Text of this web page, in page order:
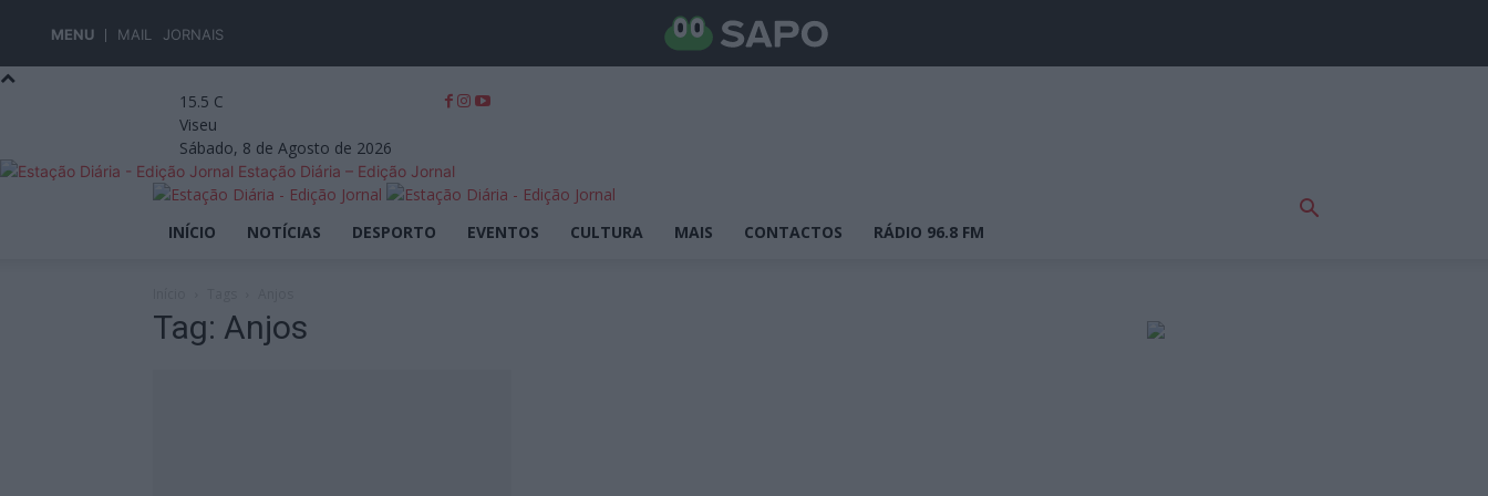
MENU MAIL JORNAIS
15.5 C
Viseu
Sábado, 8 de Agosto de 2026
Estação Diária – Edição Jornal
INÍCIO NOTÍCIAS DESPORTO EVENTOS CULTURA MAIS CONTACTOS RÁDIO 96.8 FM
Tag: Anjos